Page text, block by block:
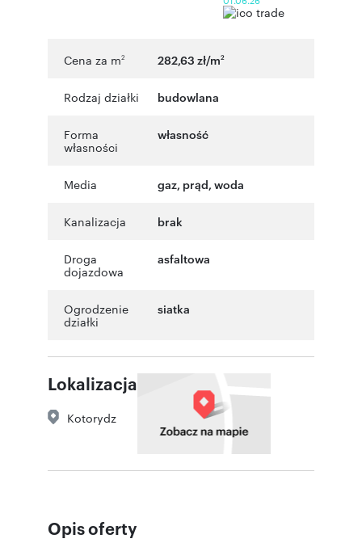
Cena za m2 282,63 zł/m2
Rodzaj działki budowlana
Forma
własności
własność
Media gaz, prąd, woda
Kanalizacja brak
Droga
dojazdowa
asfaltowa
Ogrodzenie
działki
siatka
Lokalizacja
Kotorydz
Opis oferty